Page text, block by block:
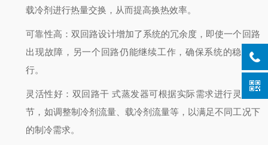
载冷剂进行热量交换，从而提高换热效率。
可靠性高：双回路设计增加了系统的冗余度，即使一个回路
出现故障，另一个回路仍能继续工作，确保系统的稳定运
行。
灵活性好：双回路干 式蒸发器可根据实际需求进行灵活调
节，如调整制冷剂流量、载冷剂流量等，以满足不同工况下
的制冷需求。